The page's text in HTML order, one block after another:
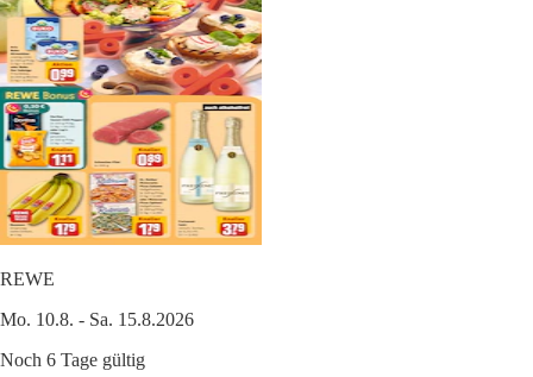
REWE
Mo. 10.8. - Sa. 15.8.2026
Noch 6 Tage gültig